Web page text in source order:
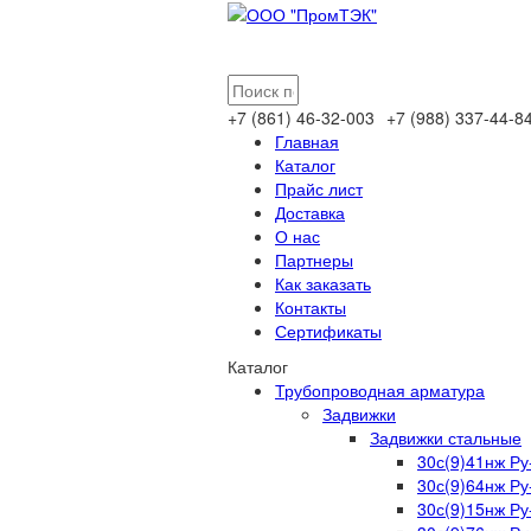
+7 (861) 46-32-003 +7 (988) 337-44-
Главная
Каталог
Прайс лист
Доставка
О нас
Партнеры
Как заказать
Контакты
Сертификаты
Каталог
Трубопроводная арматура
Задвижки
Задвижки стальные
30с(9)41нж
30с(9)64нж
30с(9)15нж